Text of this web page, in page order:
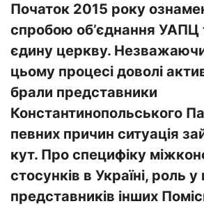
Початок 2015 року
спробою об’єднання
єдину церкву.
цьому процесі доволі
брали представники
Константинопольського
певних причин ситуація
кут. Про специфіку
стосунків в Україні, роль
представників інших